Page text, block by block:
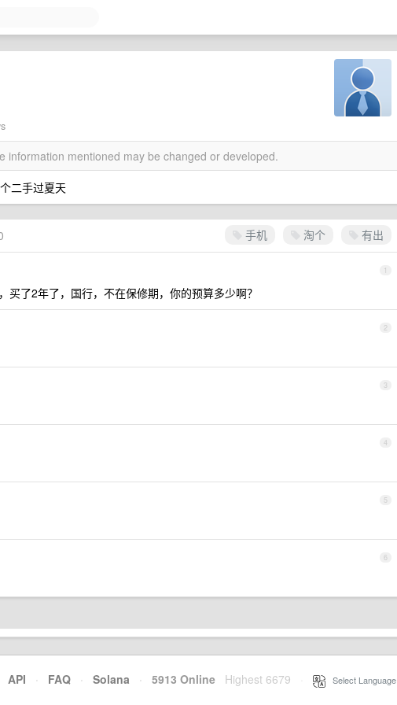
information mentioned may be changed or developed.
二手过夏天
手机 淘个 有出
1
买了2年了，国行，不在保修期，你的预算多少啊？
2
3
4
5
6
API · FAQ · Solana · 5913 Online Highest 6679 Select Language